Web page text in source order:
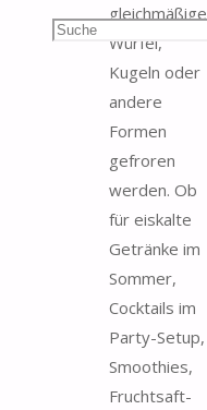
Suchen
gleichmäßige
Würfel,
Kugeln oder
andere
Formen
gefroren
werden. Ob
für eiskalte
Getränke im
Sommer,
Cocktails im
Party-Setup,
Smoothies,
Fruchtsaft-